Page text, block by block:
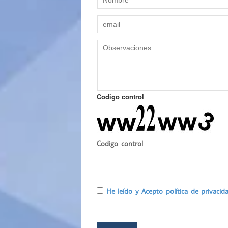
Codigo control
Codigo control
He leído y Acepto política de